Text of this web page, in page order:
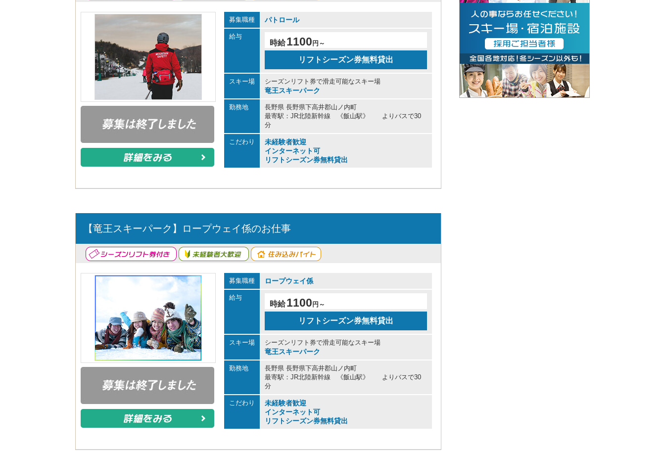
募集職種 パトロール
給与
時給1100 円～
リフトシーズン券無料貸出
スキー場 シーズンリフト券で滑走可能なスキー場
竜王スキーパーク
勤務地
長野県 長野県下高井郡山ノ内町
最寄駅：JR北陸新幹線 《飯山駅》 よりバスで30
分
こだわり
未経験者歓迎
インターネット可
リフトシーズン券無料貸出
【竜王スキーパーク】ロープウェイ係のお仕事
募集職種 ロープウェイ係
給与
時給1100 円～
リフトシーズン券無料貸出
スキー場 シーズンリフト券で滑走可能なスキー場
竜王スキーパーク
勤務地
長野県 長野県下高井郡山ノ内町
最寄駅：JR北陸新幹線 《飯山駅》 よりバスで30
分
こだわり
未経験者歓迎
インターネット可
リフトシーズン券無料貸出